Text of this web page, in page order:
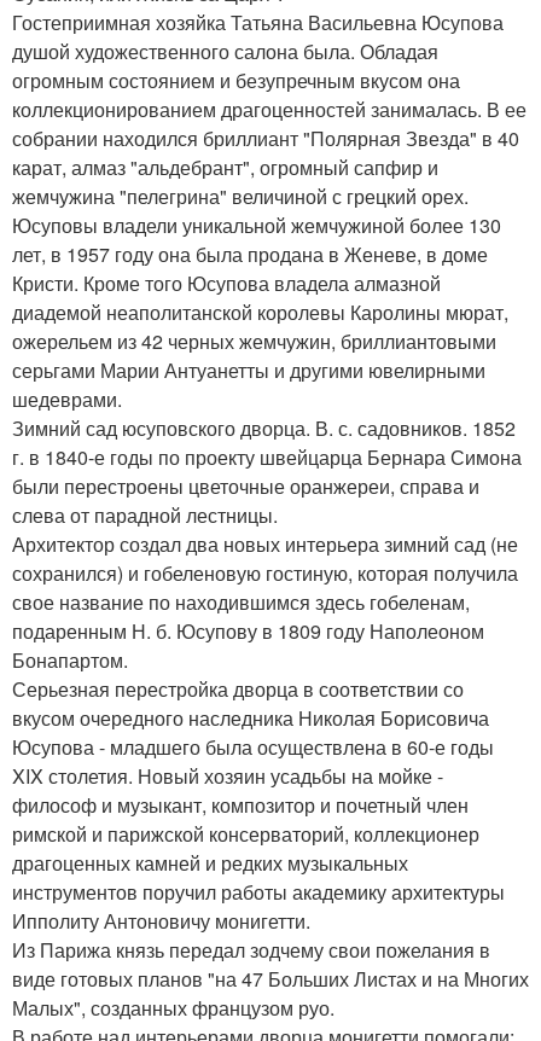
Гостеприимная хозяйка Татьяна Васильевна Юсупова
душой художественного салона была. Обладая
огромным состоянием и безупречным вкусом она
коллекционированием драгоценностей занималась. В ее
собрании находился бриллиант "Полярная Звезда" в 40
карат, алмаз "альдебрант", огромный сапфир и
жемчужина "пелегрина" величиной с грецкий орех.
Юсуповы владели уникальной жемчужиной более 130
лет, в 1957 году она была продана в Женеве, в доме
Кристи. Кроме того Юсупова владела алмазной
диадемой неаполитанской королевы Каролины мюрат,
ожерельем из 42 черных жемчужин, бриллиантовыми
серьгами Марии Антуанетты и другими ювелирными
шедеврами.
Зимний сад юсуповского дворца. В. с. садовников. 1852
г. в 1840-е годы по проекту швейцарца Бернара Симона
были перестроены цветочные оранжереи, справа и
слева от парадной лестницы.
Архитектор создал два новых интерьера зимний сад (не
сохранился) и гобеленовую гостиную, которая получила
свое название по находившимся здесь гобеленам,
подаренным Н. б. Юсупову в 1809 году Наполеоном
Бонапартом.
Серьезная перестройка дворца в соответствии со
вкусом очередного наследника Николая Борисовича
Юсупова - младшего была осуществлена в 60-е годы
XIX столетия. Новый хозяин усадьбы на мойке -
философ и музыкант, композитор и почетный член
римской и парижской консерваторий, коллекционер
драгоценных камней и редких музыкальных
инструментов поручил работы академику архитектуры
Ипполиту Антоновичу монигетти.
Из Парижа князь передал зодчему свои пожелания в
виде готовых планов "на 47 Больших Листах и на Многих
Малых", созданных французом руо.